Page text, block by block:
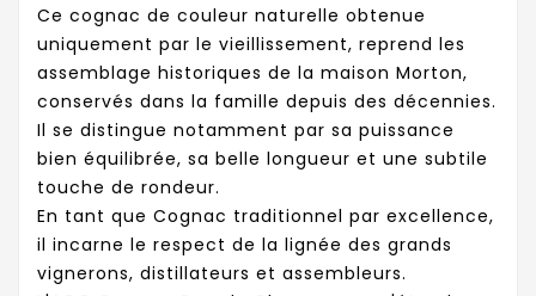
Ce cognac de couleur naturelle obtenue
uniquement par le vieillissement, reprend les
assemblage historiques de la maison Morton,
conservés dans la famille depuis des décennies.
Il se distingue notamment par sa puissance
bien équilibrée, sa belle longueur et une subtile
touche de rondeur.
En tant que Cognac traditionnel par excellence,
il incarne le respect de la lignée des grands
vignerons, distillateurs et assembleurs.